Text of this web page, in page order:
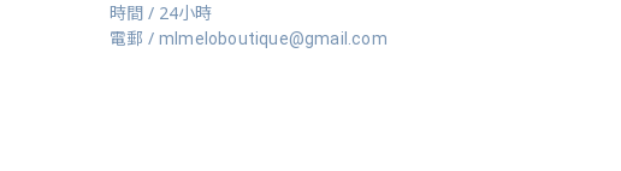
時間 / 24小時
電郵 / mlmeloboutique@gmail.com